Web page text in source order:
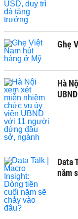
Ghẹ
Hà
Data
năm